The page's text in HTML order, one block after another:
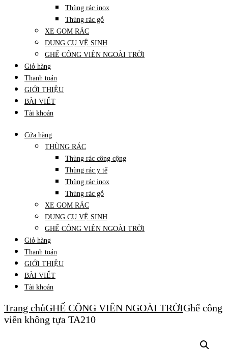
Thùng rác inox
Thùng rác gỗ
XE GOM RÁC
DỤNG CỤ VỆ SINH
GHẾ CÔNG VIÊN NGOÀI TRỜI
Giỏ hàng
Thanh toán
GIỚI THIỆU
BÀI VIẾT
Tài khoản
Cửa hàng
THÙNG RÁC
Thùng rác công cộng
Thùng rác y tế
Thùng rác inox
Thùng rác gỗ
XE GOM RÁC
DỤNG CỤ VỆ SINH
GHẾ CÔNG VIÊN NGOÀI TRỜI
Giỏ hàng
Thanh toán
GIỚI THIỆU
BÀI VIẾT
Tài khoản
Trang chủGHẾ CÔNG VIÊN NGOÀI TRỜIGhế công
viên không tựa TA210